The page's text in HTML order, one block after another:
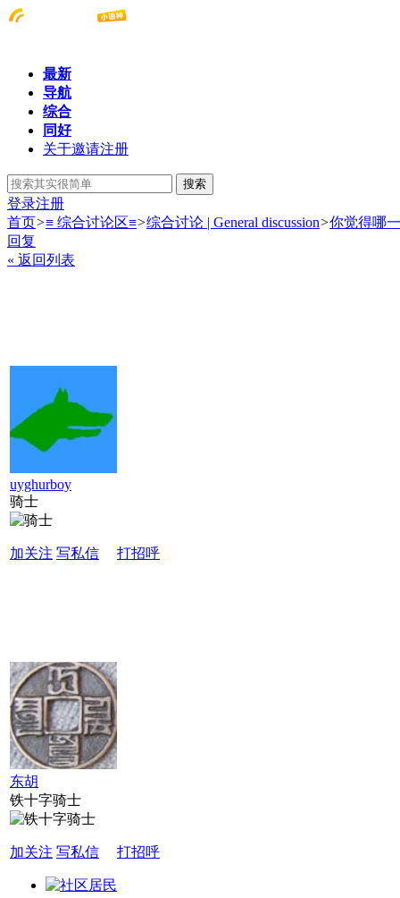
最新
导航
综合
同好
关于邀请注册
搜索
登录注册
首页>≡ 综合讨论区≡>综合讨论 | General discussion>你觉得哪
回复
« 返回列表
uyghurboy
骑士
加关注 写私信 打招呼
东胡
铁十字骑士
加关注 写私信 打招呼